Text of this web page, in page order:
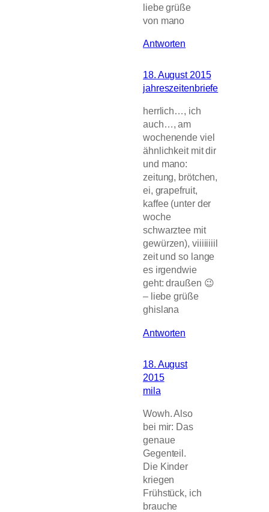
liebe grüße
von mano
Antworten
18. August 2015
jahreszeitenbriefe
herrlich…, ich
auch…, am
wochenende viel
ähnlichkeit mit dir
und mano:
zeitung, brötchen,
ei, grapefruit,
kaffee (unter der
woche
schwarztee mit
gewürzen), viiiiiiiil
zeit und so lange
es irgendwie
geht: draußen 😉
– liebe grüße
ghislana
Antworten
18. August
2015
mila
Wowh. Also
bei mir: Das
genaue
Gegenteil.
Die Kinder
kriegen
Frühstück, ich
brauche